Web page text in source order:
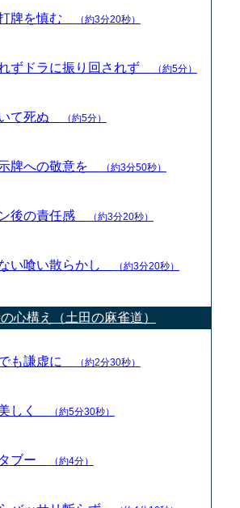
牌を慎む （約3分20秒）
ずドラに振り回されず （約5分）
て死ぬ （約5分）
牌への敬意を （約3分50秒）
後の責任感 （約3分20秒）
い喰い散らかし （約3分20秒）
心構え（土田の麻雀道）
も謙虚に （約2分30秒）
しく （約5分30秒）
ブー （約4分）